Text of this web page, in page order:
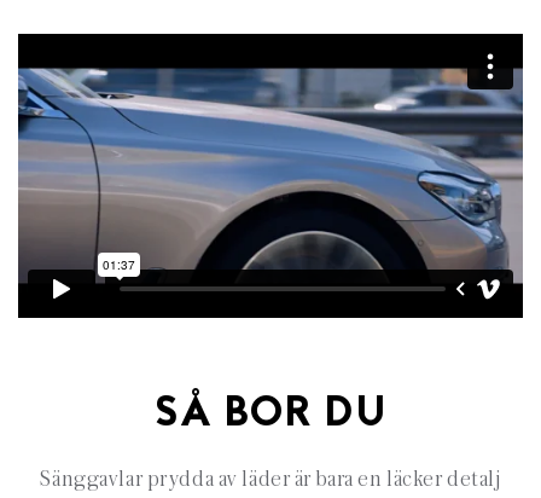
SÅ BOR DU
Sänggavlar prydda av läder är bara en läcker detalj